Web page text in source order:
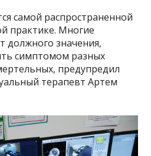
самой распространенной
практике. Многие
должного значения,
симптомом разных
предупредил
терапевт Артем